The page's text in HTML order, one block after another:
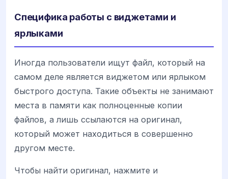
Специфика работы с виджетами и
ярлыками
Иногда пользователи ищут файл, который на
самом деле является виджетом или ярлыком
быстрого доступа. Такие объекты не занимают
места в памяти как полноценные копии
файлов, а лишь ссылаются на оригинал,
который может находиться в совершенно
другом месте.
Чтобы найти оригинал, нажмите и